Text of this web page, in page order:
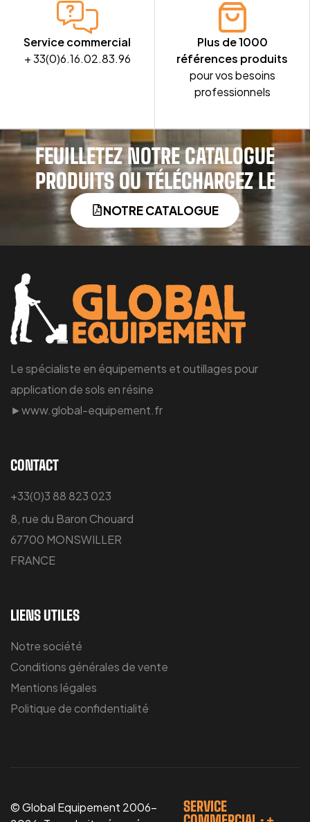
Service commercial
+ 33(0)6.16.02.83.96
Plus de 1000
références produits
pour vos besoins
professionnels
FEUILLETEZ NOTRE CATALOGUE
PRODUITS OU TÉLÉCHARGEZ LE
NOTRE CATALOGUE
Le spécialiste en équipements et outillages pour
application de sols en résine
►www.global-equipement.fr
CONTACT
+33(0)3 88 823 023
8, rue du Baron Chouard
67700 MONSWILLER
FRANCE
LIENS UTILES
Notre société
Conditions générales de vente
Mentions légales
Politique de confidentialité
© Global Equipement 2006-
SERVICE